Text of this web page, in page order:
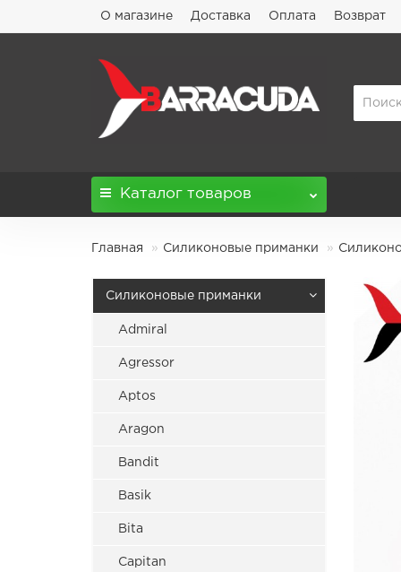
О магазине Доставка Оплата Возврат
Каталог товаров
Главная Силиконовые приманки
Силиконовые приманки
Admiral
Agressor
Aptos
Aragon
Bandit
Basik
Bita
Capitan